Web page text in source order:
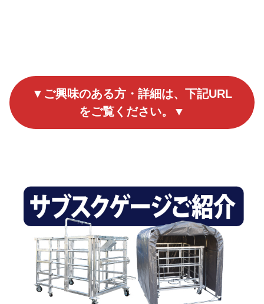
▼ ご興味のある方・詳細は、下記URL
をご覧ください。▼